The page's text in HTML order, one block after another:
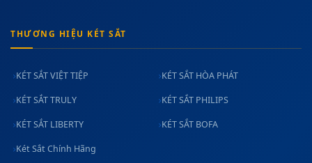
THƯƠNG HIỆU KÉT SẮT
KÉT SẮT VIỆT TIỆP KÉT SẮT HÒA PHÁT
KÉT SẮT TRULY KÉT SẮT PHILIPS
KÉT SẮT LIBERTY KÉT SẮT BOFA
Két Sắt Chính Hãng